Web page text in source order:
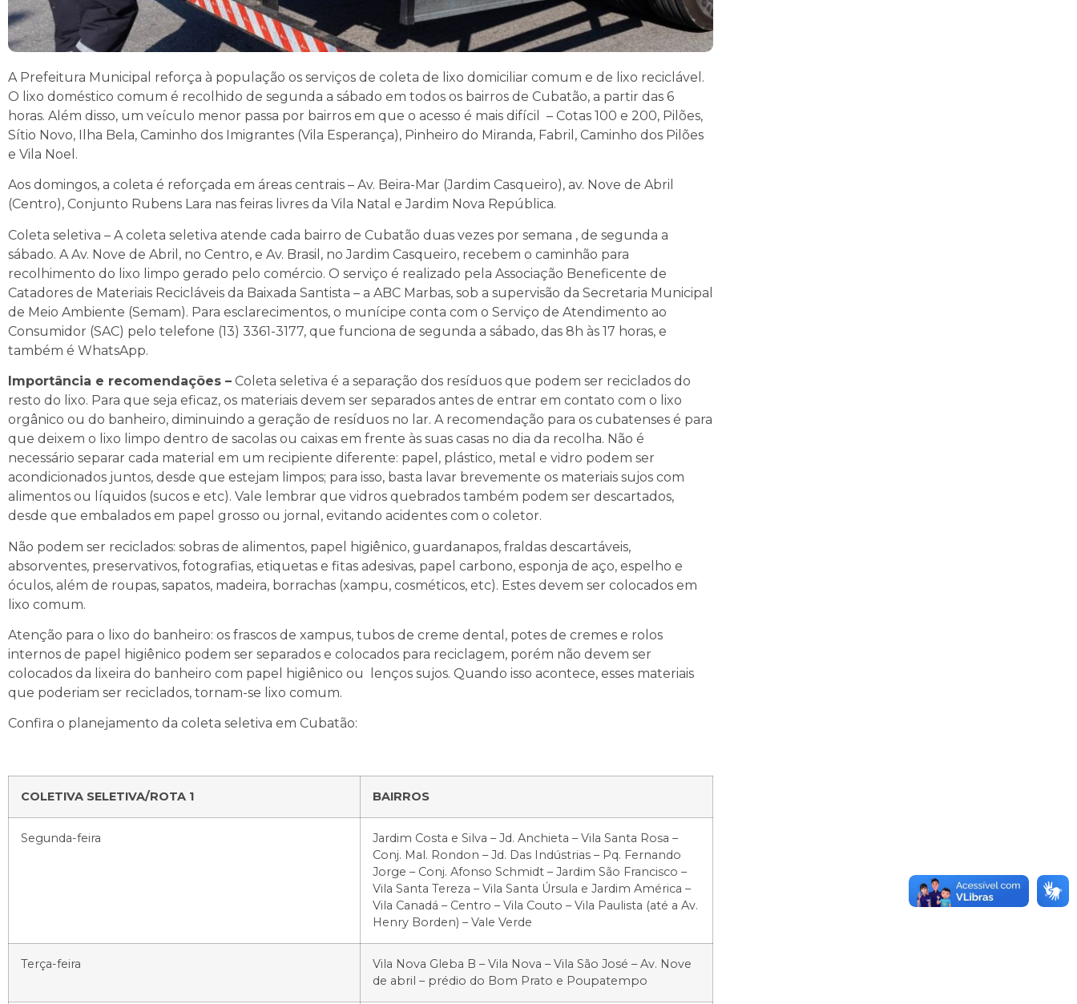
A Prefeitura Municipal reforça à população os serviços de coleta de lixo domiciliar comum e de lixo reciclável.
O lixo doméstico comum é recolhido de segunda a sábado em todos os bairros de Cubatão, a partir das 6
horas. Além disso, um veículo menor passa por bairros em que o acesso é mais difícil – Cotas 100 e 200, Pilões,
Sítio Novo, Ilha Bela, Caminho dos Imigrantes (Vila Esperança), Pinheiro do Miranda, Fabril, Caminho dos Pilões
e Vila Noel.
Aos domingos, a coleta é reforçada em áreas centrais – Av. Beira-Mar (Jardim Casqueiro), av. Nove de Abril
(Centro), Conjunto Rubens Lara nas feiras livres da Vila Natal e Jardim Nova República.
Coleta seletiva – A coleta seletiva atende cada bairro de Cubatão duas vezes por semana , de segunda a
sábado. A Av. Nove de Abril, no Centro, e Av. Brasil, no Jardim Casqueiro, recebem o caminhão para
recolhimento do lixo limpo gerado pelo comércio. O serviço é realizado pela Associação Beneficente de
Catadores de Materiais Recicláveis da Baixada Santista – a ABC Marbas, sob a supervisão da Secretaria Municipal
de Meio Ambiente (Semam). Para esclarecimentos, o munícipe conta com o Serviço de Atendimento ao
Consumidor (SAC) pelo telefone (13) 3361-3177, que funciona de segunda a sábado, das 8h às 17 horas, e
também é WhatsApp.
Importância e recomendações – Coleta seletiva é a separação dos resíduos que podem ser reciclados do
resto do lixo. Para que seja eficaz, os materiais devem ser separados antes de entrar em contato com o lixo
orgânico ou do banheiro, diminuindo a geração de resíduos no lar. A recomendação para os cubatenses é para
que deixem o lixo limpo dentro de sacolas ou caixas em frente às suas casas no dia da recolha. Não é
necessário separar cada material em um recipiente diferente: papel, plástico, metal e vidro podem ser
acondicionados juntos, desde que estejam limpos; para isso, basta lavar brevemente os materiais sujos com
alimentos ou líquidos (sucos e etc). Vale lembrar que vidros quebrados também podem ser descartados,
desde que embalados em papel grosso ou jornal, evitando acidentes com o coletor.
Não podem ser reciclados: sobras de alimentos, papel higiênico, guardanapos, fraldas descartáveis,
absorventes, preservativos, fotografias, etiquetas e fitas adesivas, papel carbono, esponja de aço, espelho e
óculos, além de roupas, sapatos, madeira, borrachas (xampu, cosméticos, etc). Estes devem ser colocados em
lixo comum.
Atenção para o lixo do banheiro: os frascos de xampus, tubos de creme dental, potes de cremes e rolos
internos de papel higiênico podem ser separados e colocados para reciclagem, porém não devem ser
colocados da lixeira do banheiro com papel higiênico ou lenços sujos. Quando isso acontece, esses materiais
que poderiam ser reciclados, tornam-se lixo comum.
Confira o planejamento da coleta seletiva em Cubatão:
COLETIVA SELETIVA/ROTA 1 BAIRROS
Segunda-feira
Jardim Costa e Silva – Jd. Anchieta – Vila Santa Rosa –
Conj. Mal. Rondon – Jd. Das Indústrias – Pq. Fernando
Jorge – Conj. Afonso Schmidt – Jardim São Francisco –
Vila Santa Tereza – Vila Santa Úrsula e Jardim América –
Vila Canadá – Centro – Vila Couto – Vila Paulista (até a Av.
Henry Borden) – Vale Verde
Terça-feira
Vila Nova Gleba B – Vila Nova – Vila São José – Av. Nove
de abril – prédio do Bom Prato e Poupatempo